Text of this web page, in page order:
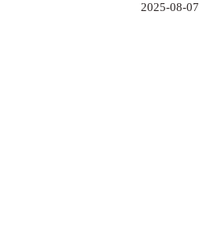
2025-08-07